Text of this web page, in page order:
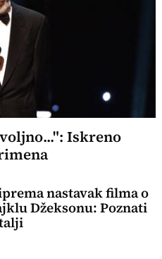
Iskreno
nastavak filma o
Džeksonu: Poznati